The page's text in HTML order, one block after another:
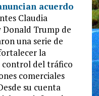
acuerdo
Claudia
Donald Trump de
una serie de
la
control del tráfico
comerciales
su cuenta